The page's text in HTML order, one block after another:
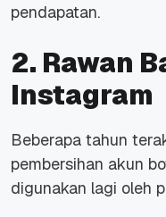
pendapatan.
2. Rawan
Instagram
Beberapa tahun
pembersihan akun
digunakan lagi oleh